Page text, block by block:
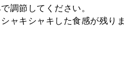
調節してください。
ャキシャキした食感が残りま